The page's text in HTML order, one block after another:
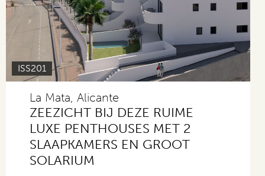
ISS201
La Mata, Alicante
ZEEZICHT BIJ DEZE RUIME
LUXE PENTHOUSES MET 2
SLAAPKAMERS EN GROOT
SOLARIUM